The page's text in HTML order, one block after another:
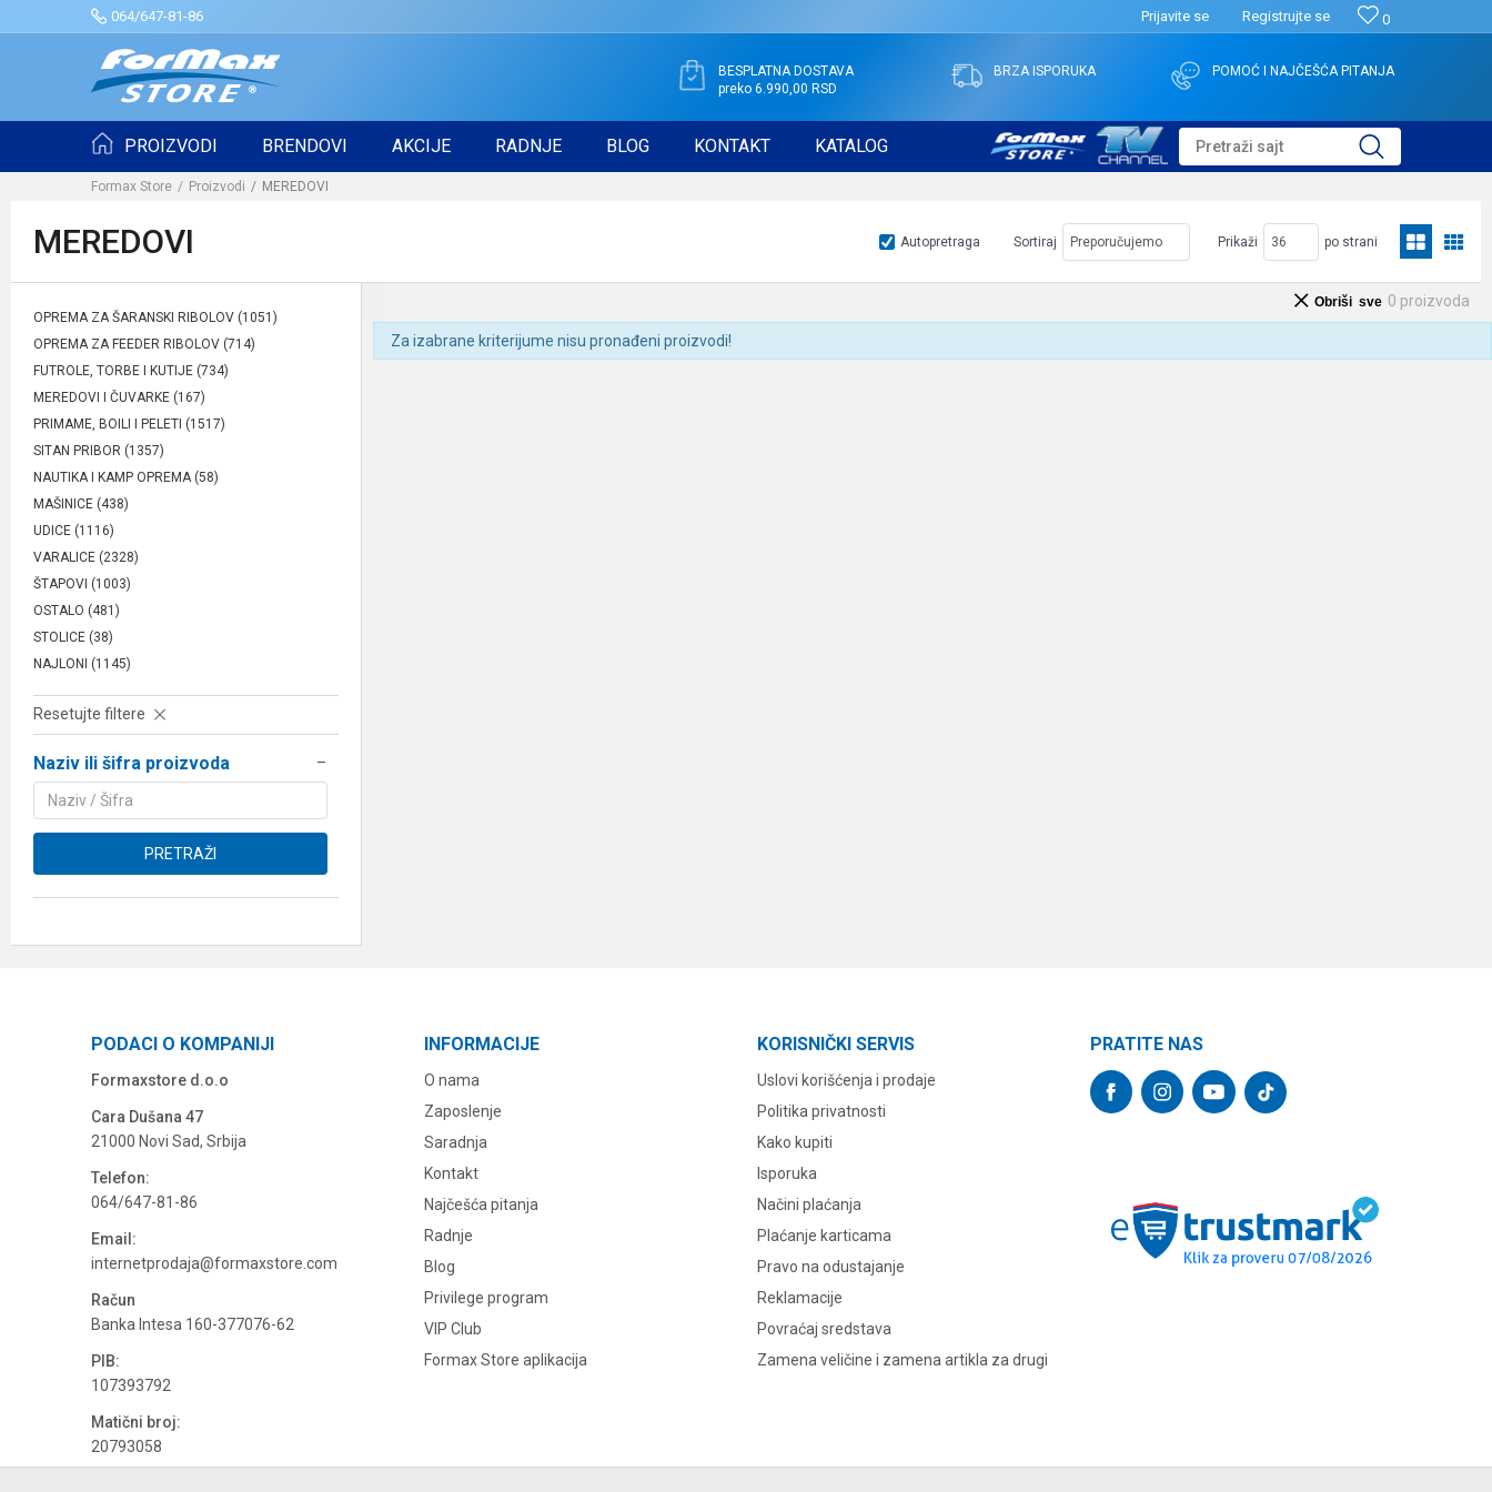
064/647-81-86 0
Prijavite se Registrujte se
BESPLATNA DOSTAVA
preko 6.990,00 RSD
BRZA ISPORUKA POMOĆ I NAJČEŠĆA PITANJA
PROIZVODI BRENDOVI AKCIJE RADNJE BLOG KONTAKT KATALOG Pretraži sajt
Formax Store Proizvodi MEREDOVI
MEREDOVI Autopretraga Sortiraj Prikaži po strani
OPREMA ZA ŠARANSKI RIBOLOV (1051)
OPREMA ZA FEEDER RIBOLOV (714)
FUTROLE, TORBE I KUTIJE (734)
MEREDOVI I ČUVARKE (167)
PRIMAME, BOILI I PELETI (1517)
SITAN PRIBOR (1357)
NAUTIKA I KAMP OPREMA (58)
MAŠINICE (438)
UDICE (1116)
VARALICE (2328)
ŠTAPOVI (1003)
OSTALO (481)
STOLICE (38)
NAJLONI (1145)
Resetujte filtere
Naziv ili šifra proizvoda
PRETRAŽI
0 proizvoda
Obriši sve
Za izabrane kriterijume nisu pronađeni proizvodi!
PODACI O KOMPANIJI
Formaxstore d.o.o
Cara Dušana 47
21000 Novi Sad, Srbija
Telefon:
064/647-81-86
Email:
internetprodaja@formaxstore.com
Račun
Banka Intesa 160-377076-62
PIB:
107393792
Matični broj:
20793058
INFORMACIJE
O nama
Zaposlenje
Saradnja
Kontakt
Najčešća pitanja
Radnje
Blog
Privilege program
VIP Club
Formax Store aplikacija
KORISNIČKI SERVIS
Uslovi korišćenja i prodaje
Politika privatnosti
Kako kupiti
Isporuka
Načini plaćanja
Plaćanje karticama
Pravo na odustajanje
Reklamacije
Povraćaj sredstava
Zamena veličine i zamena artikla za drugi
PRATITE NAS